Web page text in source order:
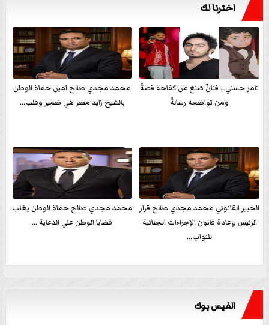
اخترنا لك
تامر حسني… فنانٌ صَنَعَ من كفاحه قصةً
ومن تواضعه رسالةً
محمد مجدي صالح امين حماة الوطن
بالشيخ زايد مصر هي ضمير وقلب...
الخبير القانوني محمد مجدي صالح قرار
الرئيس بإعادة قانون الإجراءات الجنائية
للنواب...
محمد مجدي صالح حماة الوطن يغلب
قضايا الوطن علي الدعاية ...
الفيس بوك